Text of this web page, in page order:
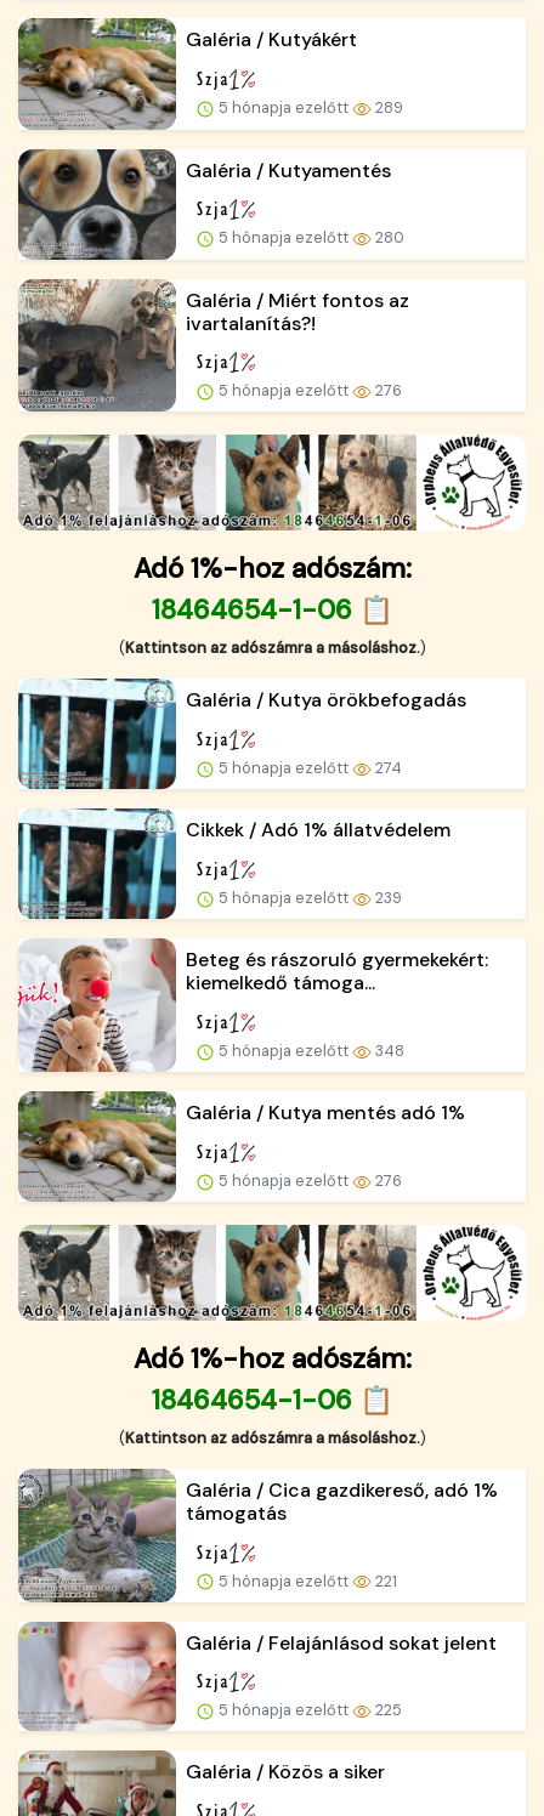
Galéria / Kutyákért
5 hónapja ezelőtt 289
Galéria / Kutyamentés
5 hónapja ezelőtt 280
Galéria / Miért fontos az
ivartalanítás?!
5 hónapja ezelőtt 276
Adó 1%-hoz adószám:
18464654-1-06 📋
(Kattintson az adószámra a másoláshoz.)
Galéria / Kutya örökbefogadás
5 hónapja ezelőtt 274
Cikkek / Adó 1% állatvédelem
5 hónapja ezelőtt 239
Beteg és rászoruló gyermekekért:
kiemelkedő támoga...
5 hónapja ezelőtt 348
Galéria / Kutya mentés adó 1%
5 hónapja ezelőtt 276
Adó 1%-hoz adószám:
18464654-1-06 📋
(Kattintson az adószámra a másoláshoz.)
Galéria / Cica gazdikereső, adó 1%
támogatás
5 hónapja ezelőtt 221
Galéria / Felajánlásod sokat jelent
5 hónapja ezelőtt 225
Galéria / Közös a siker